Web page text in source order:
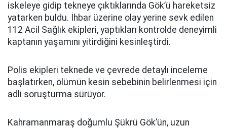
iskeleye gidip tekneye çıktıklarında Gök’ü hareketsiz
yatarken buldu. İhbar üzerine olay yerine sevk edilen
112 Acil Sağlık ekipleri, yaptıkları kontrolde deneyimli
kaptanın yaşamını yitirdiğini kesinleştirdi.
Polis ekipleri teknede ve çevrede detaylı inceleme
başlatırken, ölümün kesin sebebinin belirlenmesi için
adli soruşturma sürüyor.
Kahramanmaraş doğumlu Şükrü Gök’ün, uzun